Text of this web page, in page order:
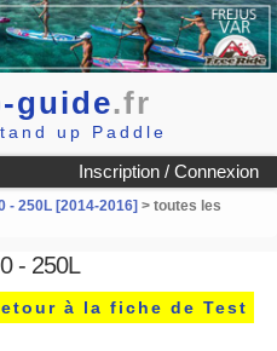
guide.fr
up Paddle
Inscription / Connexion
- 250L [2014-2016] > toutes les
- 250L
à la fiche de Test